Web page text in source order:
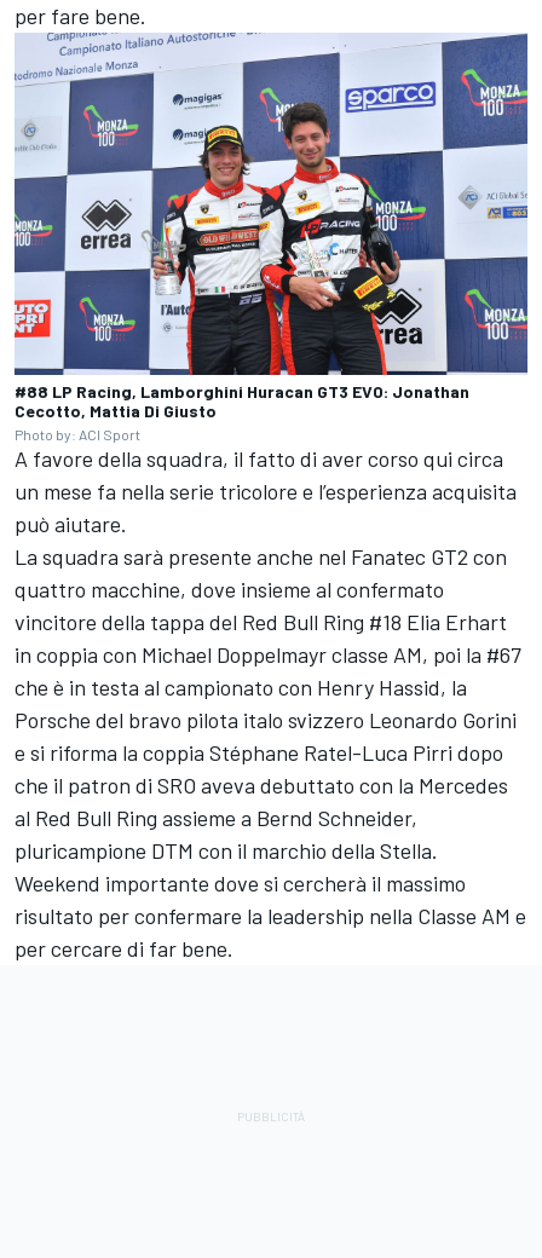
per fare bene.
#88 LP Racing, Lamborghini Huracan GT3 EVO: Jonathan
Cecotto, Mattia Di Giusto
Photo by: ACI Sport
A favore della squadra, il fatto di aver corso qui circa
un mese fa nella serie tricolore e l’esperienza acquisita
può aiutare.
La squadra sarà presente anche nel Fanatec GT2 con
quattro macchine, dove insieme al confermato
vincitore della tappa del Red Bull Ring #18 Elia Erhart
in coppia con Michael Doppelmayr classe AM, poi la #67
che è in testa al campionato con Henry Hassid, la
Porsche del bravo pilota italo svizzero Leonardo Gorini
e si riforma la coppia Stéphane Ratel-Luca Pirri dopo
che il patron di SRO aveva debuttato con la Mercedes
al Red Bull Ring assieme a Bernd Schneider,
pluricampione DTM con il marchio della Stella.
Weekend importante dove si cercherà il massimo
risultato per confermare la leadership nella Classe AM e
per cercare di far bene.